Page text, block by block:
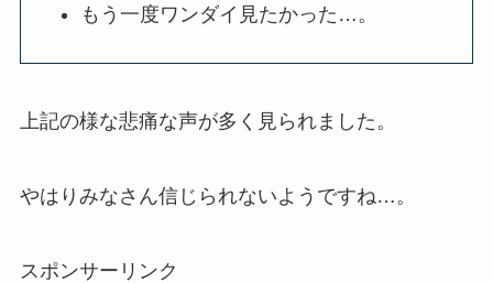
もう一度ワンダイ見たかった…。
上記の様な悲痛な声が多く見られました。
やはりみなさん信じられないようですね…。
スポンサーリンク